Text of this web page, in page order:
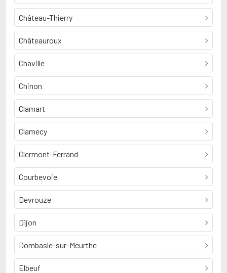
Château-Thierry
Châteauroux
Chaville
Chinon
Clamart
Clamecy
Clermont-Ferrand
Courbevoie
Devrouze
Dijon
Dombasle-sur-Meurthe
Elbeuf